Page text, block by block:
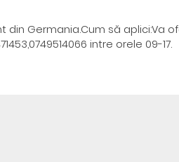
din Germania.Cum să aplici:Va
intre orele 09-17.